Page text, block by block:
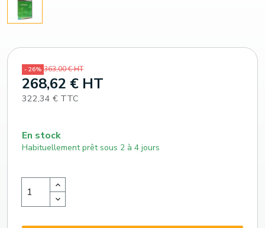
- 26% 363,00 € HT
268,62 € HT
322,34 € TTC
En stock
Habituellement prêt sous 2 à 4 jours